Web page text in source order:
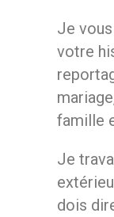
Je
votre
famille
Je
dois